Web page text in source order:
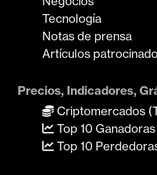
Tecnología
Notas de prensa
Artículos
Precios, Indicadores,
Criptomercados
Top 10 Ganadoras
Top 10